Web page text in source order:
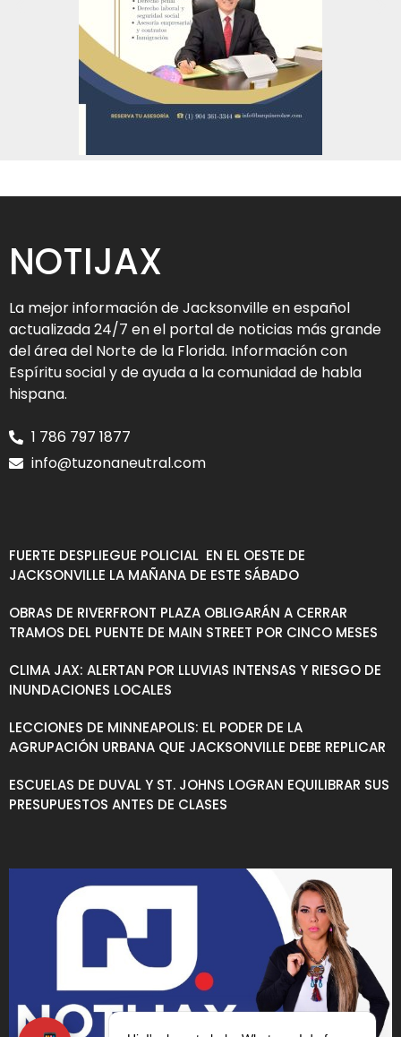
NOTIJAX
La mejor información de Jacksonville en español
actualizada 24/7 en el portal de noticias más grande
del área del Norte de la Florida. Información con
Espíritu social y de ayuda a la comunidad de habla
hispana.
1 786 797 1877
info@tuzonaneutral.com
FUERTE DESPLIEGUE POLICIAL EN EL OESTE DE
JACKSONVILLE LA MAÑANA DE ESTE SÁBADO
OBRAS DE RIVERFRONT PLAZA OBLIGARÁN A CERRAR
TRAMOS DEL PUENTE DE MAIN STREET POR CINCO MESES
CLIMA JAX: ALERTAN POR LLUVIAS INTENSAS Y RIESGO DE
INUNDACIONES LOCALES
LECCIONES DE MINNEAPOLIS: EL PODER DE LA
AGRUPACIÓN URBANA QUE JACKSONVILLE DEBE REPLICAR
ESCUELAS DE DUVAL Y ST. JOHNS LOGRAN EQUILIBRAR SUS
PRESUPUESTOS ANTES DE CLASES